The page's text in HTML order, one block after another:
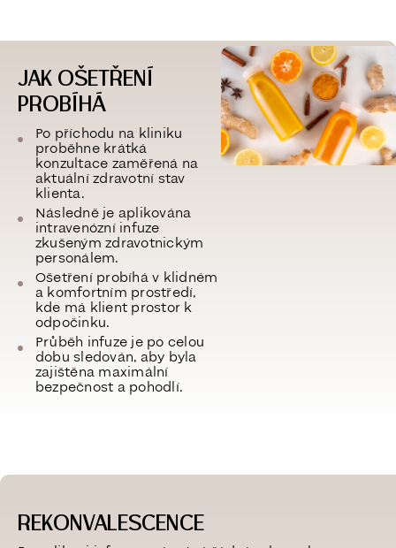
JAK OŠETŘENÍ
PROBÍHÁ
Po příchodu na kliniku
proběhne krátká
konzultace zaměřená na
aktuální zdravotní stav
klienta.
Následně je aplikována
intravenózní infuze
zkušeným zdravotnickým
personálem.
Ošetření probíhá v klidném
a komfortním prostředí,
kde má klient prostor k
odpočinku.
Průběh infuze je po celou
dobu sledován, aby byla
zajištěna maximální
bezpečnost a pohodlí.
REKONVALESCENCE